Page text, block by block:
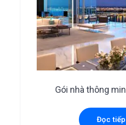
Gói nhà thông
Đọc tiếp